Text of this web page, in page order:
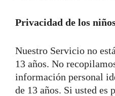
Privacidad de los
Nuestro Servicio no
13 años. No
información personal
de 13 años. Si usted es